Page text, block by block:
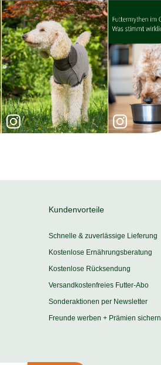
Kundenvorteile
Schnelle & zuverlässige Lieferung
Kostenlose Ernährungsberatung
Kostenlose Rücksendung
Versandkostenfreies Futter-Abo
Sonderaktionen per Newsletter
Freunde werben + Prämien sichern